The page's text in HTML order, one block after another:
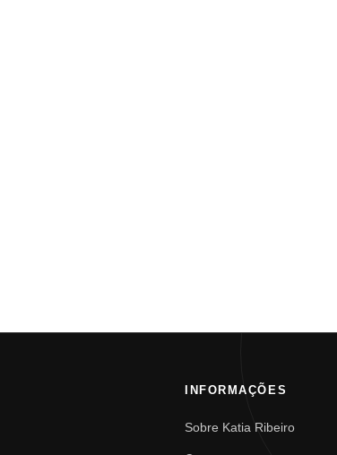
INFORMAÇÕES
Sobre Katia Ribeiro